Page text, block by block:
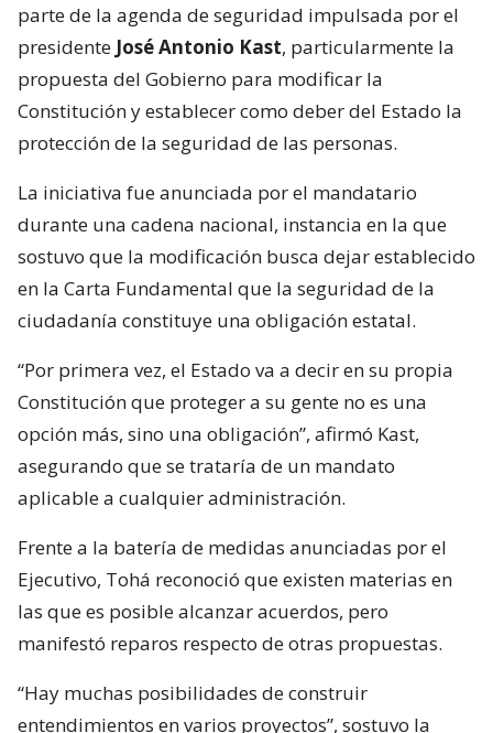
parte de la agenda de seguridad impulsada por el
presidente José Antonio Kast, particularmente la
propuesta del Gobierno para modificar la
Constitución y establecer como deber del Estado la
protección de la seguridad de las personas.
La iniciativa fue anunciada por el mandatario
durante una cadena nacional, instancia en la que
sostuvo que la modificación busca dejar establecido
en la Carta Fundamental que la seguridad de la
ciudadanía constituye una obligación estatal.
“Por primera vez, el Estado va a decir en su propia
Constitución que proteger a su gente no es una
opción más, sino una obligación”, afirmó Kast,
asegurando que se trataría de un mandato
aplicable a cualquier administración.
Frente a la batería de medidas anunciadas por el
Ejecutivo, Tohá reconoció que existen materias en
las que es posible alcanzar acuerdos, pero
manifestó reparos respecto de otras propuestas.
“Hay muchas posibilidades de construir
entendimientos en varios proyectos”, sostuvo la